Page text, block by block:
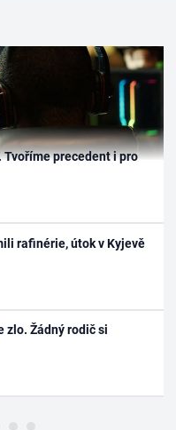
precedent i pro
rafinérie, útok v Kyjevě
zlo. Žádný rodič si